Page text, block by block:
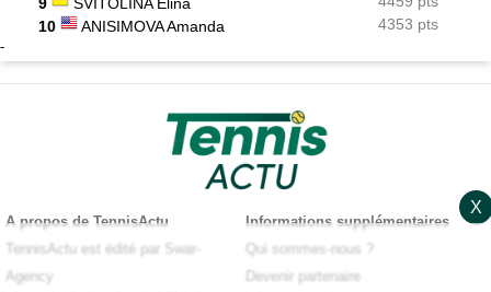
10
ANISIMOVA Amanda 4353 pts
-
A propos de TennisActu
TennisActu est édité par Swar-
Agency
Informations supplémentaires
Qui sommes-nous ?
Devenir partenaire
X